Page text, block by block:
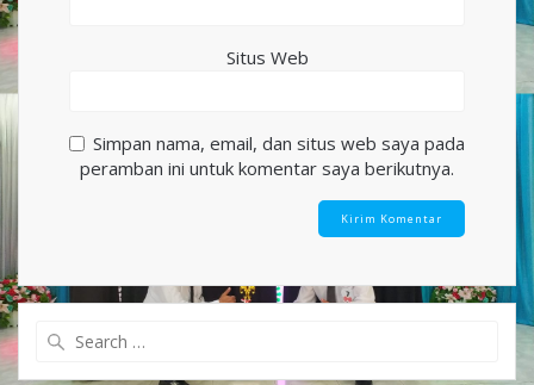
Situs Web
Simpan nama, email, dan situs web saya pada
peramban ini untuk komentar saya berikutnya.